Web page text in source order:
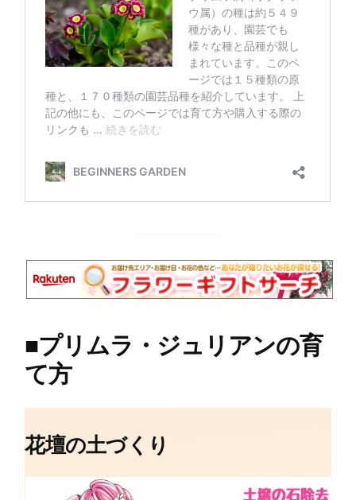
■プリムラ・ジュリアンの育
て方
花壇の土づくり